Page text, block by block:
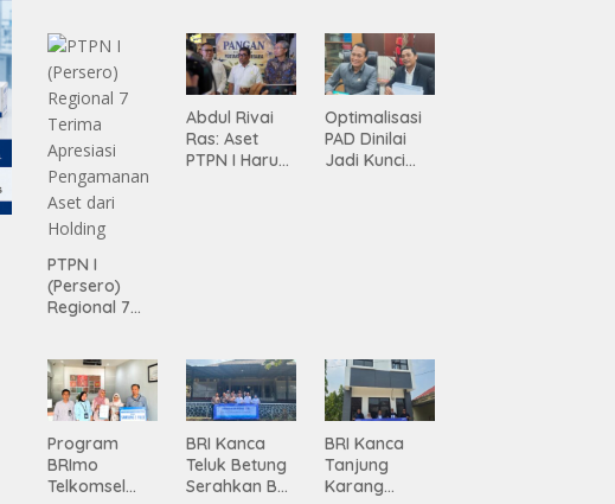
PTPN I
(Persero)
Regional 7
Pengamanan
Aset dari
Holding
Abdul Rivai
Ras: Aset
PTPN I Harus
Optimalisasi
PAD Dinilai
Jadi Kunci
Program
BRImo
Telkomsel
BRI Kanca
Teluk Betung
Serahkan BRI
BRI Kanca
Tanjung
Karang